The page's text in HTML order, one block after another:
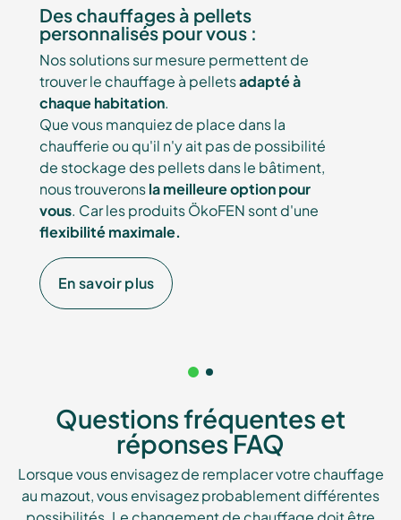
Des chauffages à pellets
personnalisés pour vous :
Nos solutions sur mesure permettent de
trouver le chauffage à pelletsadapté à
chaque habitation.
Que vous manquiez de place dans la
chaufferie ou qu'il n'y ait pas de possibilité
de stockage des pellets dans le bâtiment,
nous trouveronsla meilleure option pour
vous. Car les produits ÖkoFEN sont d'une
flexibilité maximale.
En savoir plus
Questions fréquentes et
réponses FAQ
Lorsque vous envisagez de remplacer votre chauffage
au mazout, vous envisagez probablement différentes